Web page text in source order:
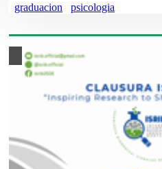
graduacion psicologia